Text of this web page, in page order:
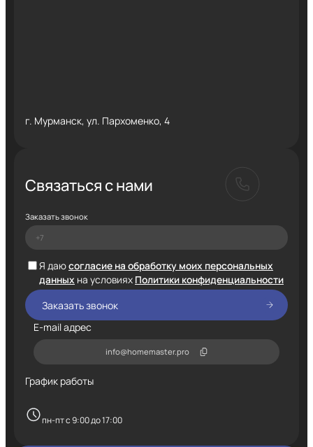
г. Мурманск, ул. Пархоменко, 4
Связаться с нами
Заказать звонок
Я даюсогласие на обработку моих персональных
данных на условиях Политики конфиденциальности
E-mail адрес
info@homemaster.pro
График работы
пн-пт с 9:00 до 17:00